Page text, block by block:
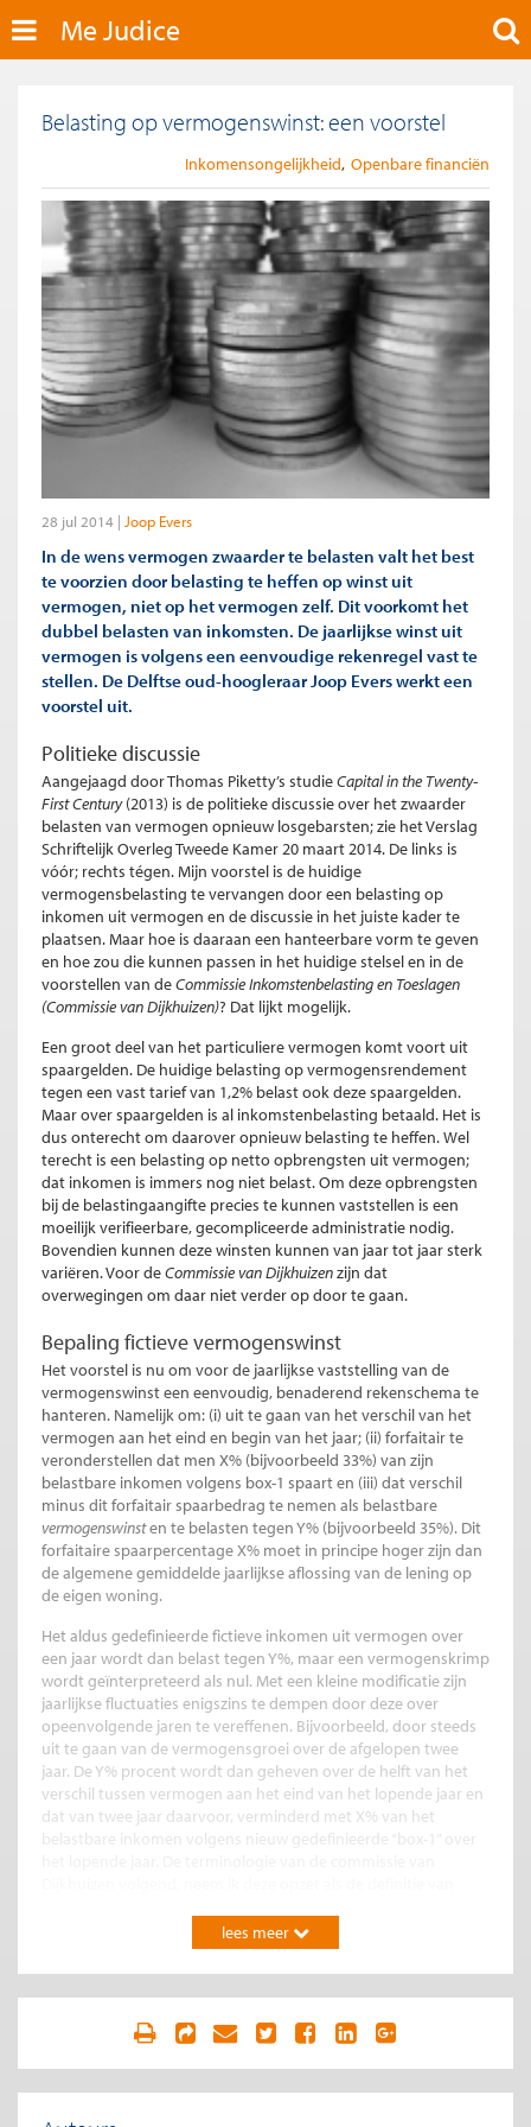
Me Judice
Belasting op vermogenswinst: een voorstel
Inkomensongelijkheid Openbare financiën
28 jul 2014 Joop Evers
In de wens vermogen zwaarder te belasten valt het best
te voorzien door belasting te heffen op winst uit
vermogen, niet op het vermogen zelf. Dit voorkomt het
dubbel belasten van inkomsten. De jaarlijkse winst uit
vermogen is volgens een eenvoudige rekenregel vast te
stellen. De Delftse oud-hoogleraar Joop Evers werkt een
voorstel uit.
Politieke discussie
Aangejaagd door Thomas Piketty’s studieCapital in the Twenty-
First Century(2013) is de politieke discussie over het zwaarder
belasten van vermogen opnieuw losgebarsten; zie het Verslag
Schriftelijk Overleg Tweede Kamer 20 maart 2014. De links is
vóór; rechts tégen. Mijn voorstel is de huidige
vermogensbelasting te vervangen door een belasting op
inkomen uit vermogen en de discussie in het juiste kader te
plaatsen. Maar hoe is daaraan een hanteerbare vorm te geven
en hoe zou die kunnen passen in het huidige stelsel en in de
voorstellen van deCommissie Inkomstenbelasting en Toeslagen
(Commissie van Dijkhuizen)? Dat lijkt mogelijk.
Een groot deel van het particuliere vermogen komt voort uit
spaargelden. De huidige belasting op vermogensrendement
tegen een vast tarief van 1,2% belast ook deze spaargelden.
Maar over spaargelden is al inkomstenbelasting betaald. Het is
dus onterecht om daarover opnieuw belasting te heffen.Wel
terecht is een belasting op netto opbrengsten uit vermogen;
dat inkomen is immers nog niet belast. Om deze opbrengsten
bij de belastingaangifte precies te kunnen vaststellen is een
moeilijk verifieerbare, gecompliceerde administratie nodig.
Bovendien kunnen deze winsten kunnen van jaar tot jaar sterk
variëren. Voor deCommissie van Dijkhuizenzijn dat
overwegingen om daar niet verder op door te gaan.
Bepaling fictieve vermogenswinst
Het voorstel is nu om voor de jaarlijkse vaststelling van de
vermogenswinst een eenvoudig, benaderend rekenschema te
hanteren. Namelijk om: (i) uit te gaan van het verschil van het
vermogen aan het eind en begin van het jaar; (ii) forfaitair te
veronderstellen dat men X% (bijvoorbeeld 33%) van zijn
belastbare inkomen volgens box-1 spaart en (iii) dat verschil
minus dit forfaitair spaarbedrag te nemen als belastbare
vermogenswinsten te belasten tegen Y% (bijvoorbeeld 35%). Dit
forfaitaire spaarpercentage X% moet in principe hoger zijn dan
de algemene gemiddelde jaarlijkse aflossing van de lening op
de eigen woning.
Het aldus gedefinieerde fictieve inkomen uit vermogen over
een jaar wordt dan belast tegen Y%, maar een vermogenskrimp
wordt geïnterpreteerd als nul. Met een kleine modificatie zijn
jaarlijkse fluctuaties enigszins te dempen door deze over
opeenvolgende jaren te vereffenen. Bijvoorbeeld, door steeds
uit te gaan van de vermogensgroei over de afgelopen twee
jaar. De Y% procent wordt dan geheven over de helft van het
verschil tussen vermogen aan het eind van het lopende jaar en
dat van twee jaar daarvoor, verminderd met X% van het
belastbare inkomen volgens nieuw gedefinieerde “box-1” over
Waarom te belasten met bijvoorbeeld Y = 35%? Het tarief moet
min of meer overeenkomen met de tarieven van de
omdat inflatiecorrectie achterwege blijft en omdat mogelijk een
lees meer